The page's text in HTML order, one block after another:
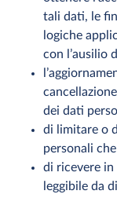
tali dati, le
logiche
con l’ausilio
dei dati
di limitare o
personali
di ricevere
leggibile da